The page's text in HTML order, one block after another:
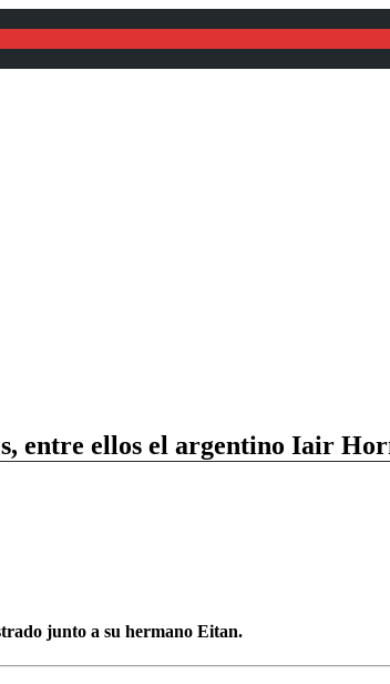
de 2026
entre ellos el argentino Iair
junto a su hermano Eitan.